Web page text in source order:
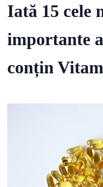
Iată 15 cele
importante
conțin